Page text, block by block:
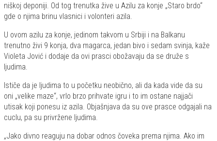
niškoj deponiji. Od tog trenutka žive u Azilu za konje „Staro brdo“
gde o njima brinu vlasnici i volonteri azila.
U ovom azilu za konje, jedinom takvom u Srbiji i na Balkanu
trenutno živi 9 konja, dva magarca, jedan bivo i sedam svinja, kaže
Violeta Jović i dodaje da ovi prasci obožavaju da se druže s
ljudima.
Ističe da je ljudima to u početku neobično, ali da kada vide da su
oni „velike maze“, vrlo brzo prihvate igru i to im ostane najjači
utisak koji ponesu iz azila. Objašnjava da su ove prasce odgajali na
cuclu, pa su privržene ljudima.
„Jako divno reaguju na dobar odnos čoveka prema njima. Ako im